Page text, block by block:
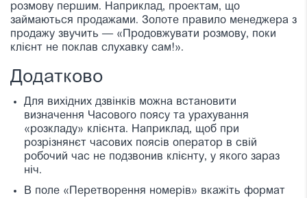
розмову першим. Наприклад, проектам, що
займаються продажами. Золоте правило менеджера з
продажу звучить — «Продовжувати розмову, поки
клієнт не поклав слухавку сам!».
Додатково
Для вихідних дзвінків можна встановити
визначення Часового поясу та урахування
«розкладу» клієнта. Наприклад, щоб при
розрізнянєт часових поясів оператор в свій
робочий час не подзвонив клієнту, у якого зараз
ніч.
В поле «Перетворення номерів» вкажіть формат